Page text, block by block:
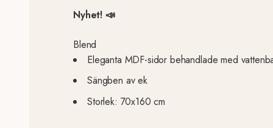
Nyhet! 📣
Blend
Eleganta MDF-sidor behandlade med
Sängben av ek
Storlek: 70x160 cm